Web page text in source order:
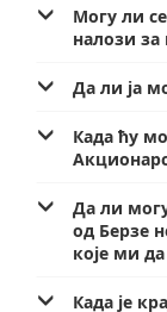
Могу ли
налози за
Да ли ја
Када ћу
Да ли
од Берзе
које ми
Када је